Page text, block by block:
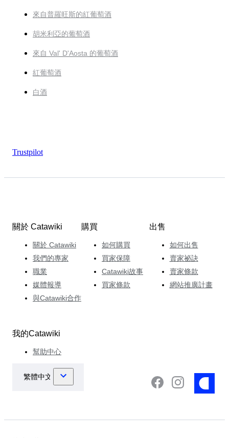
來自普羅旺斯的紅葡萄酒
胡米利亞的葡萄酒
來自 Val' D'Aosta 的葡萄酒
紅葡萄酒
白酒
Trustpilot
關於 Catawiki
關於 Catawiki
我們的專家
職業
媒體報導
與Catawiki合作
購買
如何購買
買家保障
Catawiki故事
買家條款
出售
如何出售
賣家祕訣
賣家條款
網站推廣計畫
我的Catawiki
幫助中心